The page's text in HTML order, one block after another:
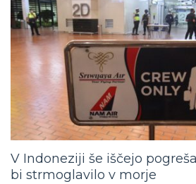
V Indoneziji še iščejo
bi strmoglavilo v morje